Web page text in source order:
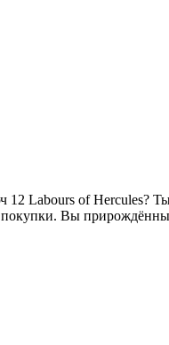
Labours of Hercules?
Вы